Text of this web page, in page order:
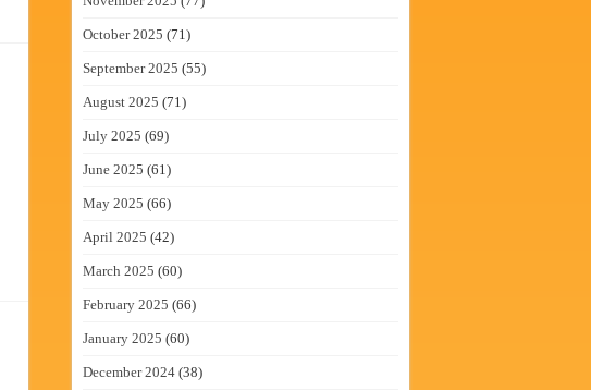
October 2025 (71)
September 2025 (55)
August 2025 (71)
July 2025 (69)
June 2025 (61)
May 2025 (66)
April 2025 (42)
March 2025 (60)
February 2025 (66)
January 2025 (60)
December 2024 (38)